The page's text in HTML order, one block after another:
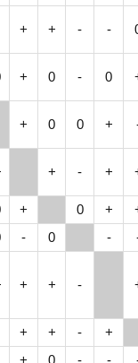
+ + - -
+ 0 - 0
+ 0 0 +
+ - +
+ 0 +
- 0 -
+ + -
+ + - +
+ 0 - -